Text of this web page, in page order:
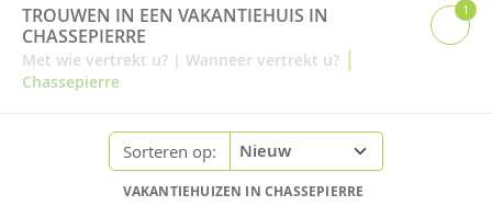
TROUWEN IN EEN VAKANTIEHUIS IN
CHASSEPIERRE
Met wie vertrekt u? | Wanneer vertrekt u? |
Chassepierre
1
Sorteren op:
VAKANTIEHUIZEN IN CHASSEPIERRE